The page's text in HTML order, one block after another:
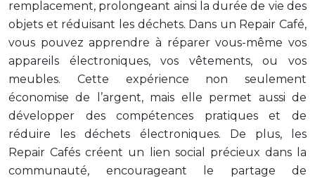
remplacement, prolongeant ainsi la durée de vie des
objets et réduisant les déchets. Dans un Repair Café,
vous pouvez apprendre à réparer vous-même vos
appareils électroniques, vos vêtements, ou vos
meubles. Cette expérience non seulement
économise de l’argent, mais elle permet aussi de
développer des compétences pratiques et de
réduire les déchets électroniques. De plus, les
Repair Cafés créent un lien social précieux dans la
communauté, encourageant le partage de